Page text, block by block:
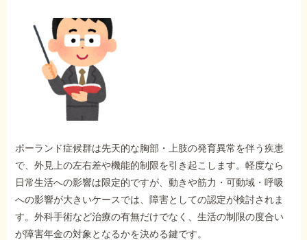
ご相談事例をみる
外出困難でもOK
非対面で申請できる
ホーム
障害年金の基礎知識
ポーランド症候群は先天的な胸部・上肢の発育異常を伴う疾患
で、外見上の左右差や機能的制限を引き起こします。軽度なら
日常生活への影響は限定的ですが、動きや筋力・可動域・呼吸
への影響が大きいケースでは、障害としての認定が検討されま
す。外科手術など治療の有無だけでなく、生活の制限の度合い
が障害年金の対象となるかを決める鍵です。